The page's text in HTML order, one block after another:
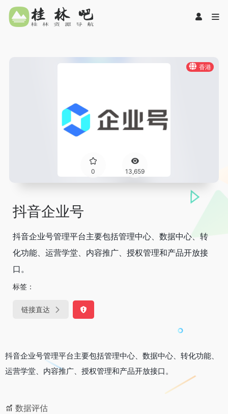
香港
0 13,659
抖音企业号
抖音企业号管理平台主要包括管理中心、数据中心、转
化功能、运营学堂、内容推广、授权管理和产品开放接
口。
标签：
链接直达
抖音企业号管理平台主要包括管理中心、数据中心、转化功能、
运营学堂、内容推广、授权管理和产品开放接口。
数据评估